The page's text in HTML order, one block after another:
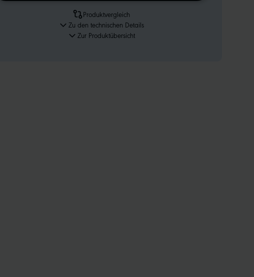
Produktvergleich
Zu den technischen Details
Zur Produktübersicht